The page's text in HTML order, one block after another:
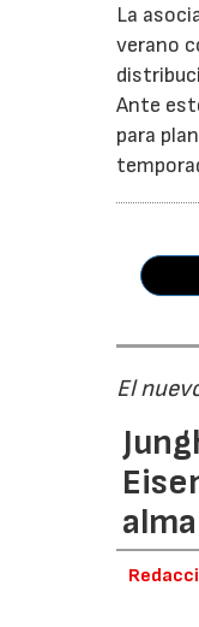
La
verano
Ante
para
El